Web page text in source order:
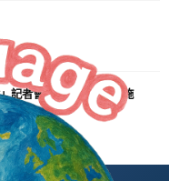
記者會 勞動部提四大措施